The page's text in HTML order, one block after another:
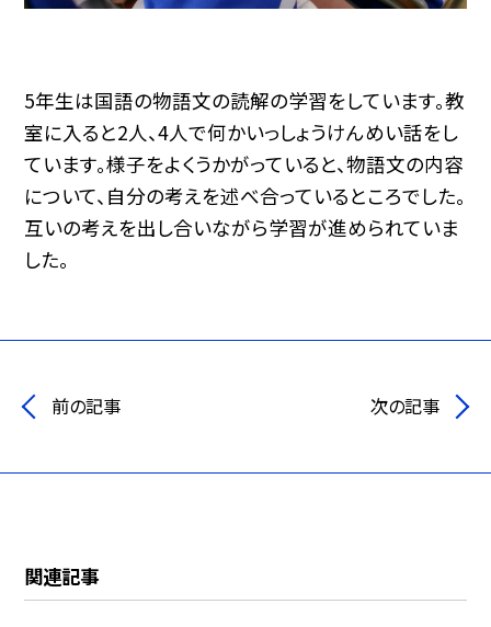
5年生は国語の物語文の読解の学習をしています。教
室に入ると2人、4人で何かいっしょうけんめい話をし
ています。様子をよくうかがっていると、物語文の内容
について、自分の考えを述べ合っているところでした。
互いの考えを出し合いながら学習が進められていま
した。
前の記事 次の記事
関連記事